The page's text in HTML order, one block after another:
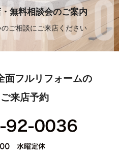
無料相談会のご案内
ご相談にご来店ください
面フルリフォームの
来店予約